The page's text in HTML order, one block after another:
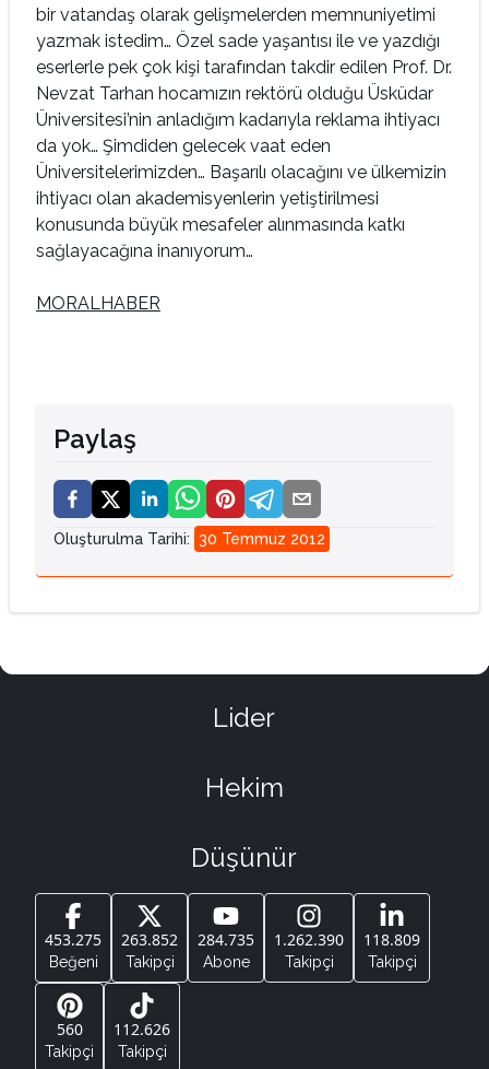
bir vatandaş olarak gelişmelerden memnuniyetimi
yazmak istedim… Özel sade yaşantısı ile ve yazdığı
eserlerle pek çok kişi tarafından takdir edilen Prof. Dr.
Nevzat Tarhan hocamızın rektörü olduğu Üsküdar
Üniversitesi’nin anladığım kadarıyla reklama ihtiyacı
da yok… Şimdiden gelecek vaat eden
Üniversitelerimizden… Başarılı olacağını ve ülkemizin
ihtiyacı olan akademisyenlerin yetiştirilmesi
konusunda büyük mesafeler alınmasında katkı
sağlayacağına inanıyorum…
MORALHABER
Paylaş
Oluşturulma Tarihi: 30 Temmuz 2012
Lider
Hekim
Düşünür
453.275
Beğeni
263.852
Takipçi
284.735
Abone
1.262.390
Takipçi
118.809
Takipçi
560
Takipçi
112.626
Takipçi